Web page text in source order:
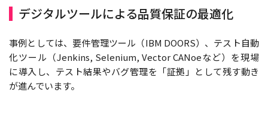
デジタルツールによる品質保証の最適化
事例としては、要件管理ツール（IBM DOORS）、テスト自動
化ツール（Jenkins, Selenium, Vector CANoeなど）を現場
に導入し、テスト結果やバグ管理を「証拠」として残す動き
が進んでいます。